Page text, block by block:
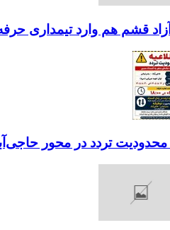
قشم هم وارد تیمداری
محدودیت تردد در محور